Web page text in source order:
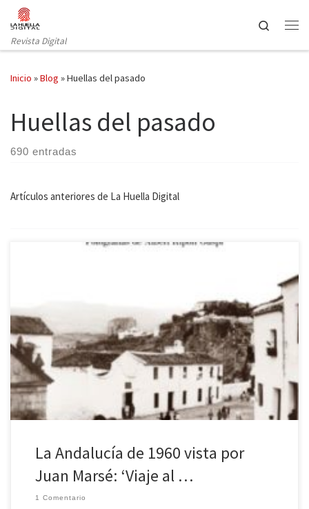
Saltar al contenido
Revista Digital
Search
Inicio »Blog »Huellas del pasado
Huellas del pasado
690 entradas
Artículos anteriores de La Huella Digital
la editorial Lumen con la publicación de Viaje al sur de Juan
Marsé (enero de 1933-julio de 2020). Perdido el manuscrito
definitivo desde el año 1963, en que se descartó para la
publicación en Ruedo Ibérico (la editorial que publicó en 1962 La
guerra civil española de Hugh Thomas y El laberinto […]
La Andalucía de 1960 vista por
Juan Marsé: ‘Viaje al …
1 Comentario